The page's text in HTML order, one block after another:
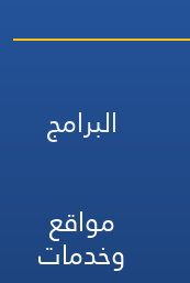
البرامج
مواقع
وخدمات